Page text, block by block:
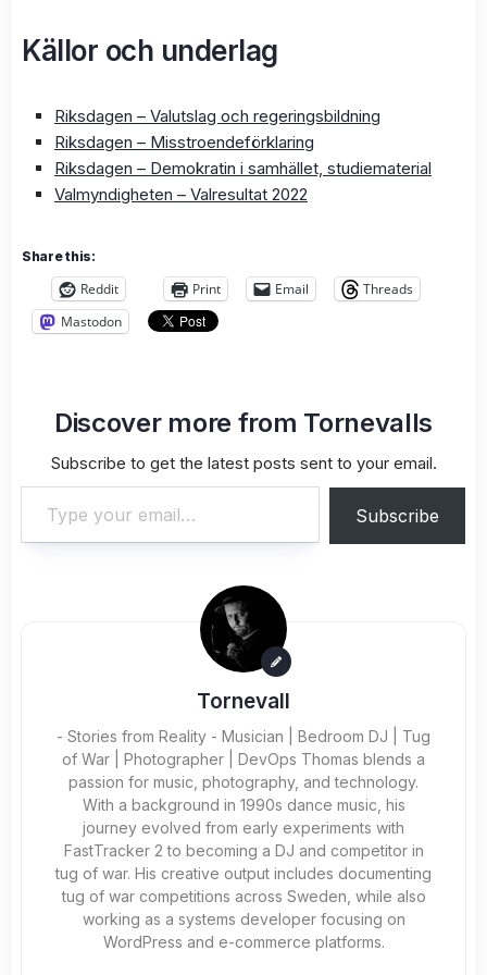
Källor och underlag
Riksdagen – Valutslag och regeringsbildning
Riksdagen – Misstroendeförklaring
Riksdagen – Demokratin i samhället, studiematerial
Valmyndigheten – Valresultat 2022
Share this:
Reddit Print Email
Threads
Mastodon
Discover more from Tornevalls
Subscribe to get the latest posts sent to your email.
Type your email…
Subscribe
Tornevall
- Stories from Reality - Musician | Bedroom DJ | Tug
of War | Photographer | DevOps Thomas blends a
passion for music, photography, and technology.
With a background in 1990s dance music, his
journey evolved from early experiments with
FastTracker 2 to becoming a DJ and competitor in
tug of war. His creative output includes documenting
tug of war competitions across Sweden, while also
working as a systems developer focusing on
WordPress and e-commerce platforms.